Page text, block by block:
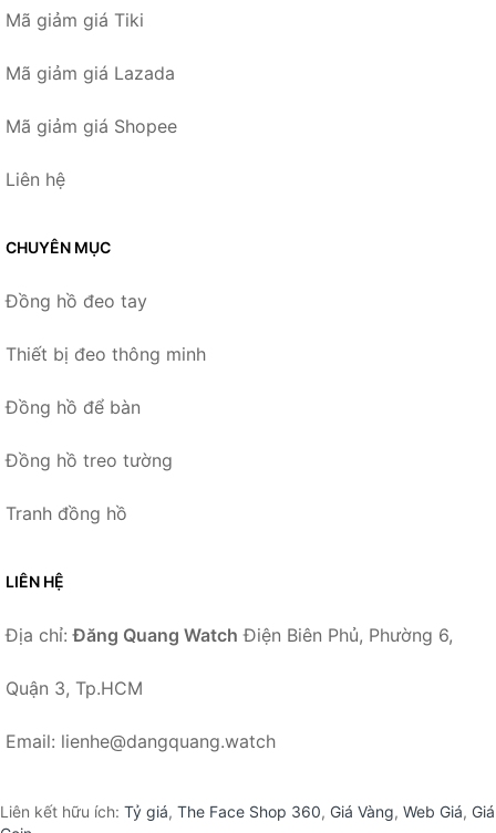
Mã giảm giá Tiki
Mã giảm giá Lazada
Mã giảm giá Shopee
Liên hệ
CHUYÊN MỤC
Đồng hồ đeo tay
Thiết bị đeo thông minh
Đồng hồ để bàn
Đồng hồ treo tường
Tranh đồng hồ
LIÊN HỆ
Địa chỉ:Đăng Quang Watch Điện Biên Phủ, Phường 6,
Quận 3, Tp.HCM
Email: lienhe@dangquang.watch
Liên kết hữu ích: Tỷ giá, The Face Shop 360, Giá Vàng, Web Giá, Giá